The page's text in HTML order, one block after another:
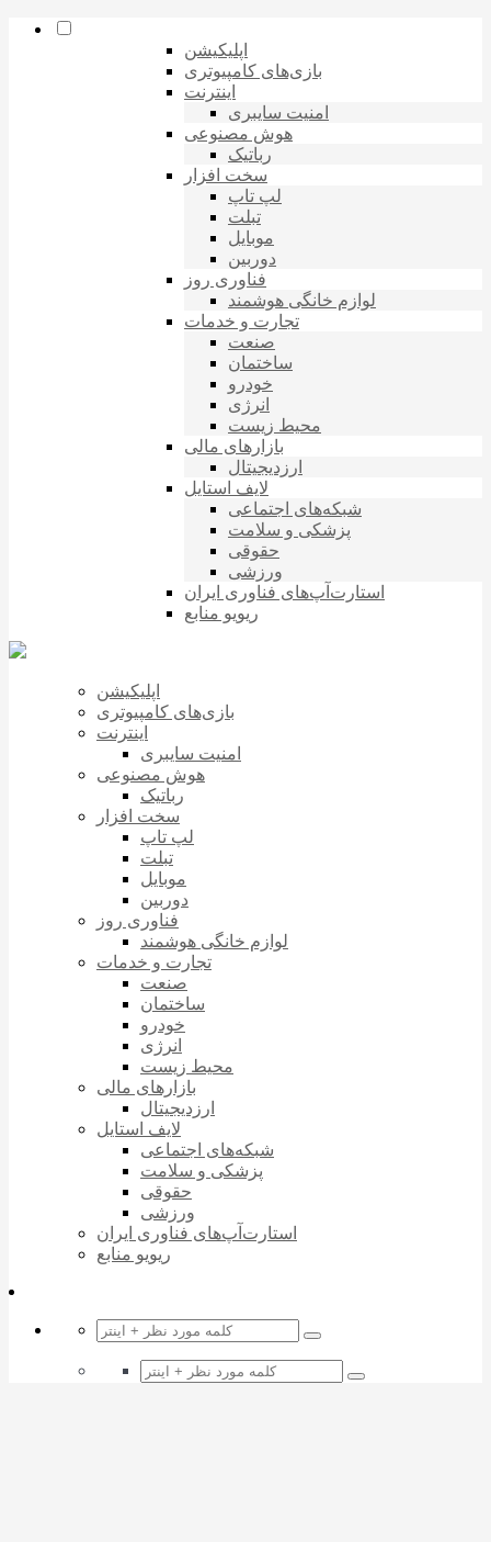
اپلیکیشن
بازی‌های کامپیوتری
اینترنت
امنیت سایبری
هوش مصنوعی
رباتیک
سخت افزار
لپ تاپ
تبلت
موبایل
دوربین
فناوری روز
لوازم خانگی هوشمند
تجارت و خدمات
صنعت
ساختمان
خودرو
انرژی
محیط زیست
بازارهای مالی
ارزدیجیتال
لایف استایل
شبکه‌های اجتماعی
پزشکی و سلامت
حقوقی
ورزشی
استارت‌آپ‌های فناوری ایران
ریویو منابع
اپلیکیشن
بازی‌های کامپیوتری
اینترنت
امنیت سایبری
هوش مصنوعی
رباتیک
سخت افزار
لپ تاپ
تبلت
موبایل
دوربین
فناوری روز
لوازم خانگی هوشمند
تجارت و خدمات
صنعت
ساختمان
خودرو
انرژی
محیط زیست
بازارهای مالی
ارزدیجیتال
لایف استایل
شبکه‌های اجتماعی
پزشکی و سلامت
حقوقی
ورزشی
استارت‌آپ‌های فناوری ایران
ریویو منابع